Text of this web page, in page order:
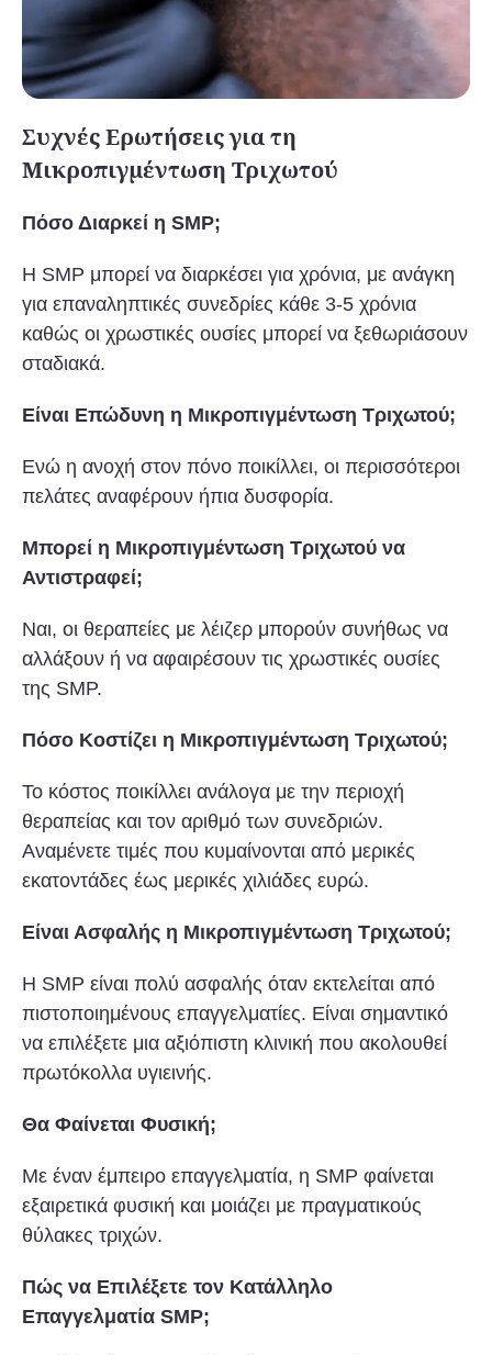
Συχνές Ερωτήσεις για τη
Μικροπιγμέντωση Τριχωτού
Πόσο Διαρκεί η SMP;
Η SMP μπορεί να διαρκέσει για χρόνια, με ανάγκη
για επαναληπτικές συνεδρίες κάθε 3-5 χρόνια
καθώς οι χρωστικές ουσίες μπορεί να ξεθωριάσουν
σταδιακά.
Είναι Επώδυνη η Μικροπιγμέντωση Τριχωτού;
Ενώ η ανοχή στον πόνο ποικίλλει, οι περισσότεροι
πελάτες αναφέρουν ήπια δυσφορία.
Μπορεί η Μικροπιγμέντωση Τριχωτού να
Αντιστραφεί;
Ναι, οι θεραπείες με λέιζερ μπορούν συνήθως να
αλλάξουν ή να αφαιρέσουν τις χρωστικές ουσίες
της SMP.
Πόσο Κοστίζει η Μικροπιγμέντωση Τριχωτού;
Το κόστος ποικίλλει ανάλογα με την περιοχή
θεραπείας και τον αριθμό των συνεδριών.
Αναμένετε τιμές που κυμαίνονται από μερικές
εκατοντάδες έως μερικές χιλιάδες ευρώ.
Είναι Ασφαλής η Μικροπιγμέντωση Τριχωτού;
Η SMP είναι πολύ ασφαλής όταν εκτελείται από
πιστοποιημένους επαγγελματίες. Είναι σημαντικό
να επιλέξετε μια αξιόπιστη κλινική που ακολουθεί
πρωτόκολλα υγιεινής.
Θα Φαίνεται Φυσική;
Με έναν έμπειρο επαγγελματία, η SMP φαίνεται
εξαιρετικά φυσική και μοιάζει με πραγματικούς
θύλακες τριχών.
Πώς να Επιλέξετε τον Κατάλληλο
Επαγγελματία SMP;